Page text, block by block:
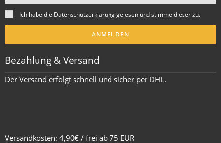
Ich habe die Datenschutzerklärunggelesen und stimme dieser zu.
ANMELDEN
Bezahlung & Versand
Der Versand erfolgt schnell und sicher per DHL.
Versandkosten: 4,90€ / frei ab 75 EUR